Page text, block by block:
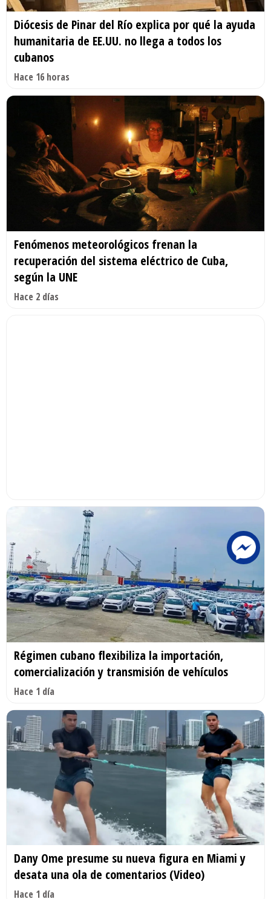
Diócesis de Pinar del Río explica por qué la ayuda
humanitaria de EE.UU. no llega a todos los
cubanos
Hace 16 horas
Fenómenos meteorológicos frenan la
recuperación del sistema eléctrico de Cuba,
según la UNE
Hace 2 días
Régimen cubano flexibiliza la importación,
comercialización y transmisión de vehículos
Hace 1 día
Dany Ome presume su nueva figura en Miami y
desata una ola de comentarios (Video)
Hace 1 día